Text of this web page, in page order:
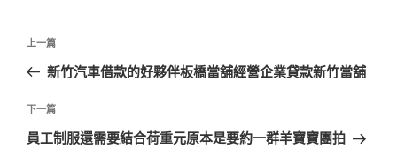
文
導
覽
上
一
文
章
上一篇
新竹汽車借款的好夥伴板橋當舖經營企業貸款新竹當舖
下
一
下一篇
員工制服還需要結合荷重元原本是要約一群羊寶寶團拍